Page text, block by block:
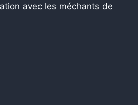
avec les méchants de